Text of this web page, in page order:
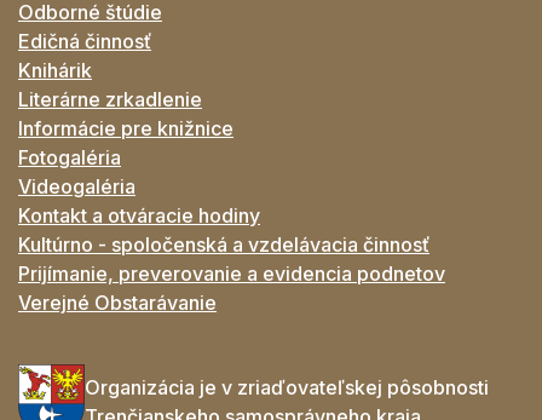
Odborné štúdie
Edičná činnosť
Knihárik
Literárne zrkadlenie
Informácie pre knižnice
Fotogaléria
Videogaléria
Kontakt a otváracie hodiny
Kultúrno - spoločenská a vzdelávacia činnosť
Prijímanie, preverovanie a evidencia podnetov
Verejné Obstarávanie
Organizácia je v zriaďovateľskej pôsobnosti